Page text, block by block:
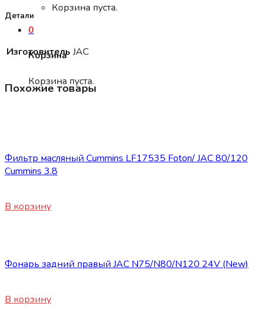
Корзина пуста.
0
Корзина
Корзина пуста.
Детали
Изготовитель JAC
Похожие товары
Фильтр масляный Cummins LF17535 Foton/ JAC 80/120
Cummins 3.8
В корзину
Фонарь задний правый JAC N75/N80/N120 24V (New)
В корзину